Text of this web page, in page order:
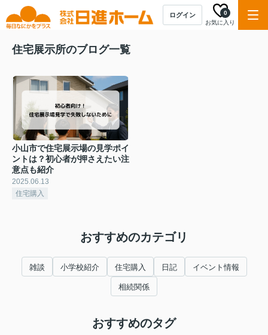
ログイン
お気に入り
0
住宅展示所のブログ一覧
小山市で住宅展示場の見学ポイ
ントは？初心者が押さえたい注
意点も紹介
2025.06.13
住宅購入
おすすめのカテゴリ
雑談 小学校紹介 住宅購入 日記 イベント情報
相続関係
おすすめのタグ